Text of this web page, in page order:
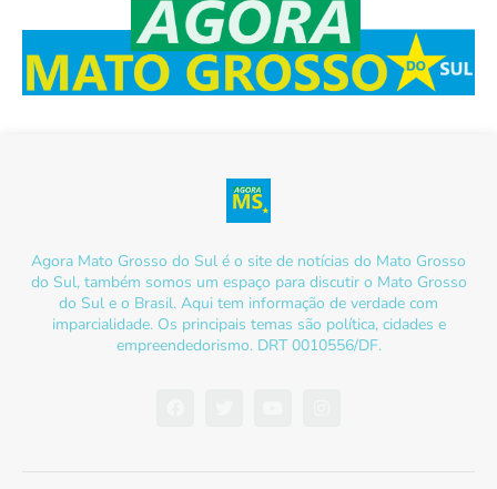
Agora Mato Grosso do Sul é o site de notícias do Mato Grosso
do Sul, também somos um espaço para discutir o Mato Grosso
do Sul e o Brasil. Aqui tem informação de verdade com
imparcialidade. Os principais temas são política, cidades e
empreendedorismo. DRT 0010556/DF.